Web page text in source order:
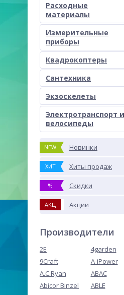
Расходные
материалы
Измерительные
приборы
Квадрокоптеры
Сантехника
Экзоскелеты
Электротранспорт и
велосипеды
NEW Новинки
ХИТ Хиты продаж
% Скидки
АКЦ Акции
Производители
2E
4garden
9Craft
A-iPower
A.C.Ryan
ABAC
Abicor Binzel
ABLE